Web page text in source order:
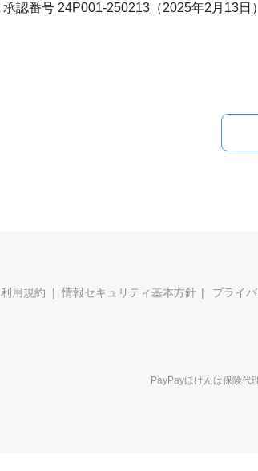
承認番号 24P001-250213（2025年2月13日）
利用規約 情報セキュリティ基本方針 プライ
PayPayほけんは保険代